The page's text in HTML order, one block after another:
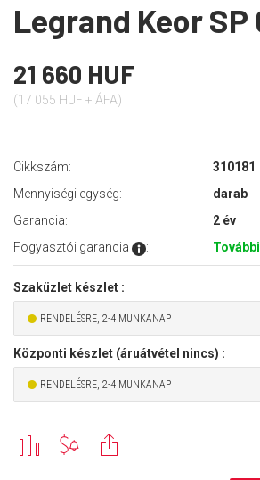
Legrand Keor SP
21 660 HUF
(17 055 HUF + ÁFA)
Cikkszám:
310181
Mennyiségi egység:
darab
Garancia:
2 év
Fogyasztói garancia
:
Szaküzlet készlet :
RENDELÉSRE, 2-4 MUNKANAP
Központi készlet (áruátvétel nincs) :
RENDELÉSRE, 2-4 MUNKANAP